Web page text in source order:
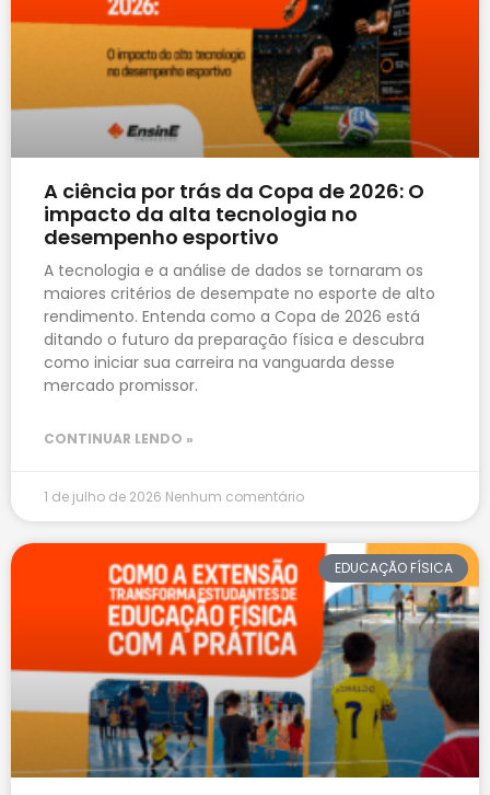
A ciência por trás da Copa de 2026: O
impacto da alta tecnologia no
desempenho esportivo
A tecnologia e a análise de dados se tornaram os
maiores critérios de desempate no esporte de alto
rendimento. Entenda como a Copa de 2026 está
ditando o futuro da preparação física e descubra
como iniciar sua carreira na vanguarda desse
mercado promissor.
CONTINUAR LENDO »
1 de julho de 2026 Nenhum comentário
EDUCAÇÃO FÍSICA